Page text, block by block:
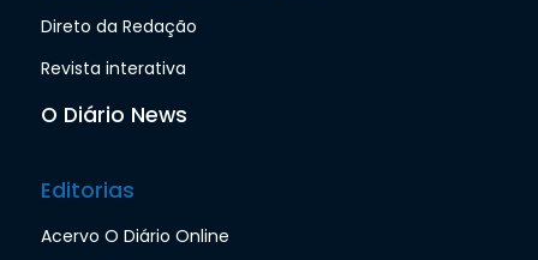
Direto da Redação
Revista interativa
O Diário News
Editorias
Acervo O Diário Online